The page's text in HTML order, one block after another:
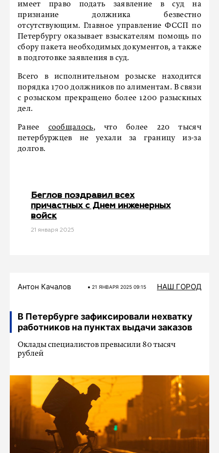
имеет право подать заявление в суд на
признание должника безвестно
отсутствующим. Главное управление ФССП по
Петербургу оказывает взыскателям помощь по
сбору пакета необходимых документов, а также
в подготовке заявления в суд.
Всего в исполнительном розыске находится
порядка 1700 должников по алиментам. В связи
с розыском прекращено более 1200 разыскных
дел.
Ранее сообщалось, что более 220 тысяч
петербуржцев не уехали за границу из-за
долгов.
Беглов поздравил всех
причастных с Днем инженерных
войск
21 января 2025
Антон Качалов 21 ЯНВАРЯ 2025 09:15 НАШ ГОРОД
В Петербурге зафиксировали нехватку
работников на пунктах выдачи заказов
Оклады специалистов превысили 80 тысяч
рублей